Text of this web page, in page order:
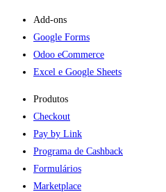
Add-ons​
Google Forms
Odoo eCommerce
Excel e Google Sheets
Produtos
Checkout
Pay by Link
Programa de Cashback
Formulários
Marketplace